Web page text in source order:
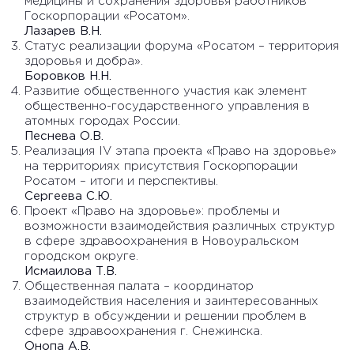
Госкорпорации «Росатом».
Лазарев В.Н.
Статус реализации форума «Росатом – территория
здоровья и добра».
Боровков Н.Н.
Развитие общественного участия как элемент
общественно-государственного управления в
атомных городах России.
Песнева О.В.
Реализация IV этапа проекта «Право на здоровье»
на территориях присутствия Госкорпорации
Росатом – итоги и перспективы.
Сергеева С.Ю.
Проект «Право на здоровье»: проблемы и
возможности взаимодействия различных структур
в сфере здравоохранения в Новоуральском
городском округе.
Исмаилова Т.В.
Общественная палата – координатор
взаимодействия населения и заинтересованных
структур в обсуждении и решении проблем в
сфере здравоохранения г. Снежинска.
Онопа А.В.